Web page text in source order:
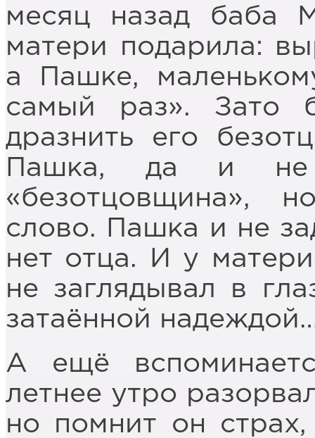
месяц назад баба
матери подарила:
а Пашке,
самый раз». Зато
дразнить его
Пашка, да и не
«безотцовщина»,
слово. Пашка и не
нет отца. И у
не заглядывал в
затаённой
А ещё
летнее утро
но помнит он